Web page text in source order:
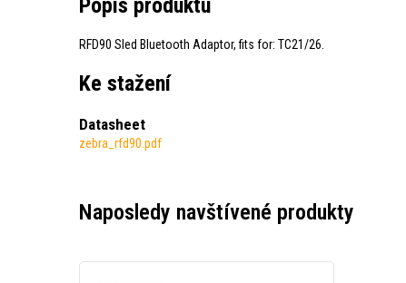
Popis produktu
RFD90 Sled Bluetooth Adaptor, fits for: TC21/26.
Ke stažení
Datasheet
zebra_rfd90.pdf
Naposledy navštívené produkty